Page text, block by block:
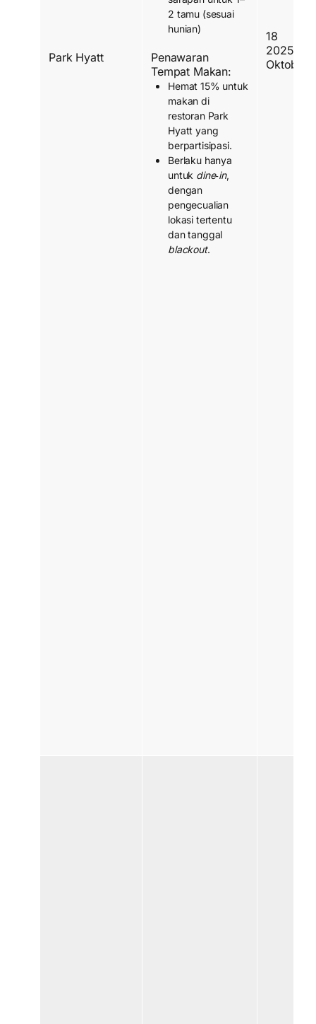
Park Hyatt
2 tamu (sesuai
hunian)
Penawaran
Tempat Makan:
Hemat 15% untuk
makan di
restoran Park
Hyatt yang
berpartisipasi.
Berlaku hanya
untuk dine‑in,
dengan
pengecualian
lokasi tertentu
dan tanggal
blackout.
18
2025
Oktober